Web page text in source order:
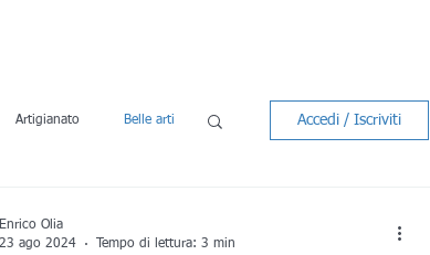
Artigianato Belle arti Accedi / Iscriviti
Enrico Olia
23 ago 2024
Tempo di lettura: 3 min